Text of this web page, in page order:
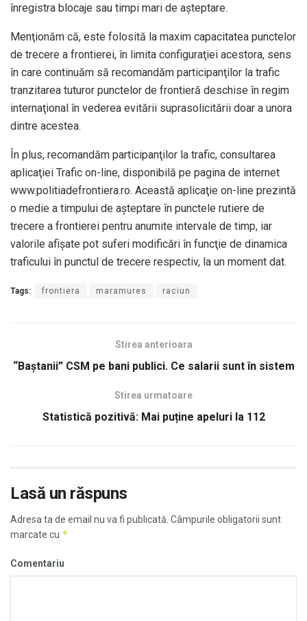
înregistra blocaje sau timpi mari de aşteptare.
Menţionăm că, este folosită la maxim capacitatea punctelor
de trecere a frontierei, în limita configuraţiei acestora, sens
în care continuăm să recomandăm participanţilor la trafic
tranzitarea tuturor punctelor de frontieră deschise în regim
internaţional în vederea evitării suprasolicitării doar a unora
dintre acestea.
În plus, recomandăm participanţilor la trafic, consultarea
aplicaţiei Trafic on-line, disponibilă pe pagina de internet
www.politiadefrontiera.ro. Această aplicaţie on-line prezintă
o medie a timpului de aşteptare în punctele rutiere de
trecere a frontierei pentru anumite intervale de timp, iar
valorile afişate pot suferi modificări în funcţie de dinamica
traficului în punctul de trecere respectiv, la un moment dat.
Tags: frontiera maramures raciun
Stirea anterioara
“Baştanii” CSM pe bani publici. Ce salarii sunt în sistem
Stirea urmatoare
Statistică pozitivă: Mai puține apeluri la 112
Lasă un răspuns
Adresa ta de email nu va fi publicată. Câmpurile obligatorii sunt
marcate cu *
Comentariu